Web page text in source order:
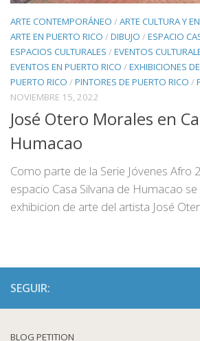
ARTE CONTEMPORÁNEO /ARTE CULTURA Y
ARTE EN PUERTO RICO /DIBUJO /ESPACIO
ESPACIOS CULTURALES /EVENTOS
EVENTOS EN PUERTO RICO /EXHIBICIONES
PUERTO RICO /PINTORES DE PUERTO RICO /
NOVIEMBRE 15, 2022
José Otero Morales en
Humacao
Como parte de la Serie Jóvenes Afro
espacio Casa Silvana de Humacao
exhibicion de arte del artista José
SEGUIR:
BLOG PETITION